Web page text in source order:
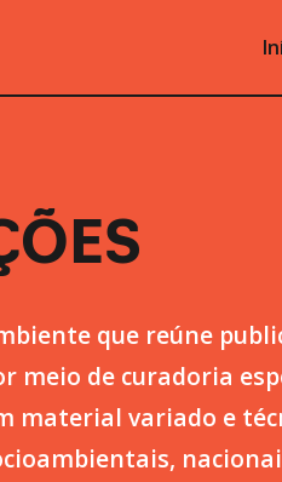
que reúne
meio de curadoria
material variado e